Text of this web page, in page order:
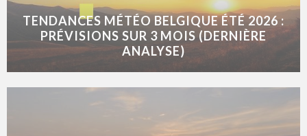
TENDANCES MÉTÉO BELGIQUE ÉTÉ 2026 :
PRÉVISIONS SUR 3 MOIS (DERNIÈRE
ANALYSE)